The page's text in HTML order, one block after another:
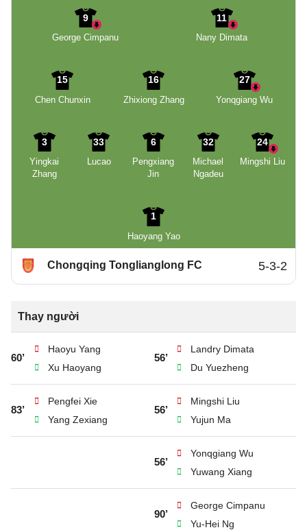
9
George Cimpanu
11
Nany Dimata
15
Chen Chunxin
16
Zhixiong Zhang
27
Yonqgiang Wu
3
Yingkai
Zhang
33
Lucao
6
Pengxiang
Jin
32
Michael
Ngadeu
24
Mingshi Liu
1
Haoyang Yao
Chongqing Tonglianglong FC 5-3-2
Thay người
60’
Haoyu Yang
Xu Haoyang
56’
Landry Dimata
Du Yuezheng
83’
Pengfei Xie
Yang Zexiang
56’
Mingshi Liu
Yujun Ma
56’
Yonqgiang Wu
Yuwang Xiang
90’
George Cimpanu
Yu-Hei Ng